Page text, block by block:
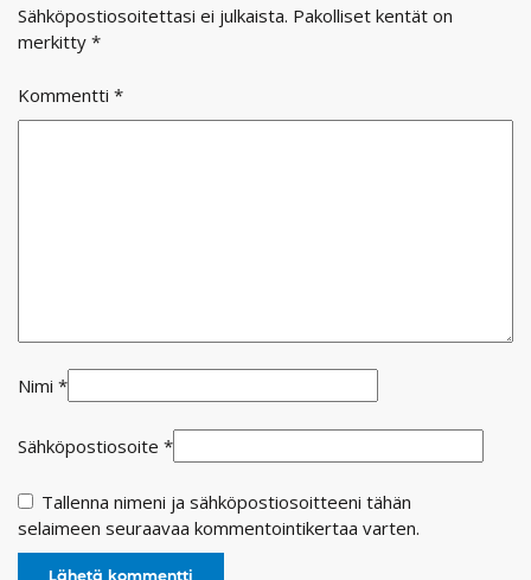
Sähköpostiosoitettasi ei julkaista. Pakolliset kentät on
merkitty *
Kommentti *
Nimi *
Sähköpostiosoite *
Tallenna nimeni ja sähköpostiosoitteeni tähän
selaimeen seuraavaa kommentointikertaa varten.